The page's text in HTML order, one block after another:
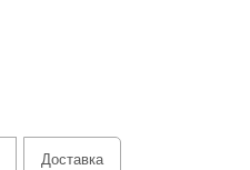
Доставка